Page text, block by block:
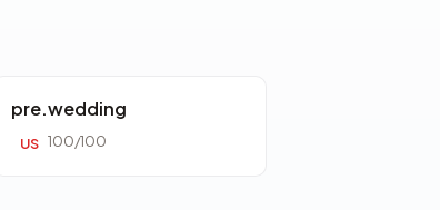
pre.wedding
US 100/100